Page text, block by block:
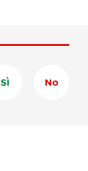
SÌ No